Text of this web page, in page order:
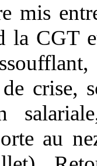
mis
la CGT
crise,
au